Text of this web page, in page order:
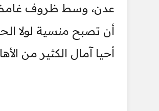
عدن، وسط ظروف
أن تصبح منسية لولا
أحيا آمال الكثير من